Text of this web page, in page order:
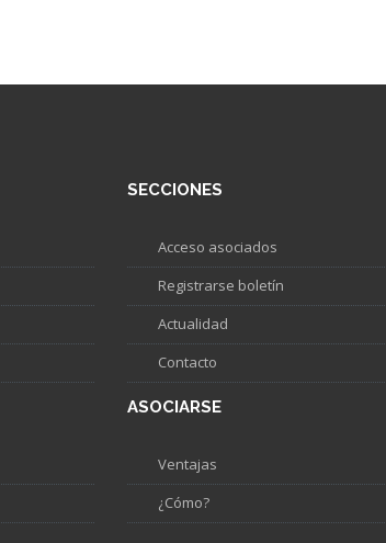
SECCIONES
Acceso asociados
Registrarse boletín
Actualidad
Contacto
ASOCIARSE
Ventajas
¿Cómo?